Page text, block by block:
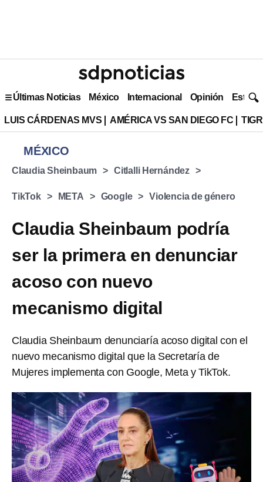
Últimas Noticias México Internacional Opinión Estilo
LUIS CÁRDENAS MVS AMÉRICA VS SAN DIEGO FC
MÉXICO
Claudia Sheinbaum Citlalli Hernández
TikTok META Google Violencia de género
Claudia Sheinbaum podría
ser la primera en denunciar
acoso con nuevo
mecanismo digital
Claudia Sheinbaum denunciaría acoso digital con el
nuevo mecanismo digital que la Secretaría de
Mujeres implementa con Google, Meta y TikTok.